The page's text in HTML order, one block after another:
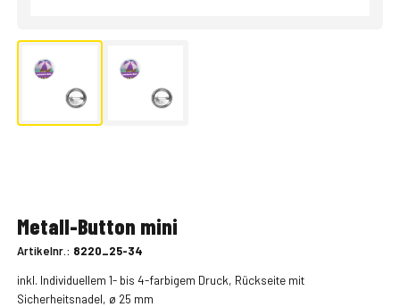
Metall-Button mini
Artikelnr.: 8220_25-34
inkl. Individuellem 1- bis 4-farbigem Druck, Rückseite mit
Sicherheitsnadel, ø 25 mm